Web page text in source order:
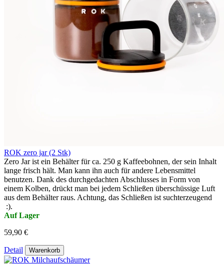
ROK zero jar (2 Stk)
Zero Jar ist ein Behälter für ca. 250 g Kaffeebohnen, der sein Inhalt
lange frisch hält. Man kann ihn auch für andere Lebensmittel
benutzen. Dank des durchgedachten Abschlusses in Form von
einem Kolben, drückt man bei jedem Schließen überschüssige Luft
aus dem Behälter raus. Achtung, das Schließen ist suchterzeugend
:).
Auf Lager
59,90 €
Detail Warenkorb